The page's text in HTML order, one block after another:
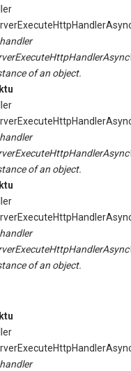
of an object.
of an object.
of an object.